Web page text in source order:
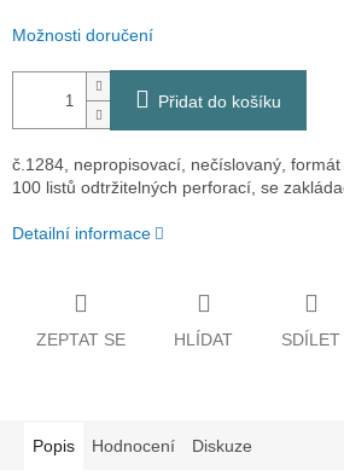
Možnosti doručení
Přidat do košíku
č.1284, nepropisovací, nečíslovaný,
100 listů odtržitelných perforací, se
Detailní informace
ZEPTAT SE HLÍDAT SDÍLET
Popis Hodnocení Diskuze